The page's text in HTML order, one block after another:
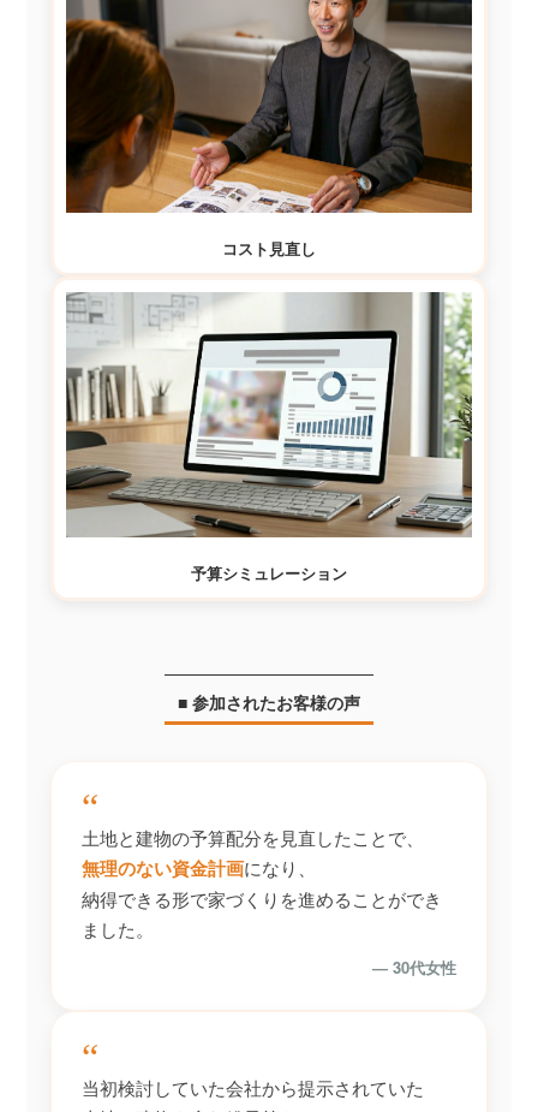
コスト見直し
予算シミュレーション
■ 参加されたお客様の声
“
土地と建物の予算配分を見直したことで、
無理のない資金計画になり、
納得できる形で家づくりを進めることができ
ました。
― 30代女性
“
当初検討していた会社から提示されていた